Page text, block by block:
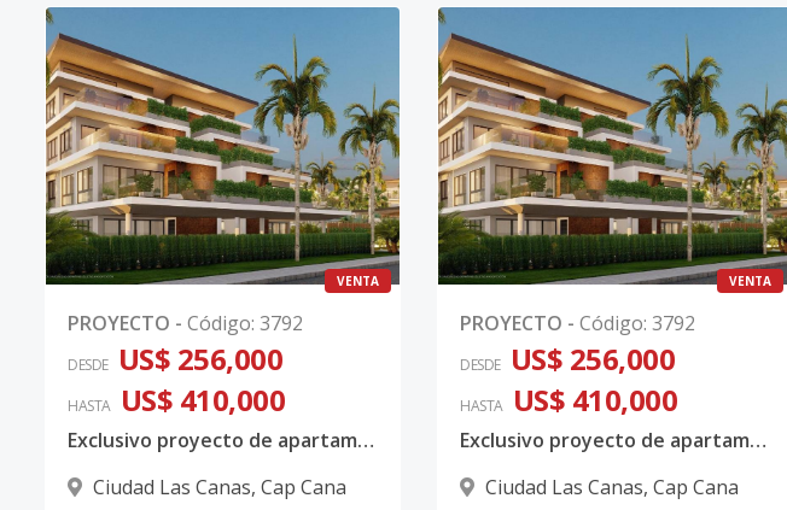
VENTA
PROYECTO - Código: 3792
DESDE US$ 256,000
HASTA US$ 410,000
Exclusivo proyecto de apartamentos de lujo en Cap Cana. Entrega 2027
Ciudad Las Canas, Cap Cana
VENTA
PROYECTO - Código: 3792
DESDE US$ 256,000
HASTA US$ 410,000
Exclusivo proyecto de apartamentos de lujo en Cap Cana. Entrega 2027
Ciudad Las Canas, Cap Cana